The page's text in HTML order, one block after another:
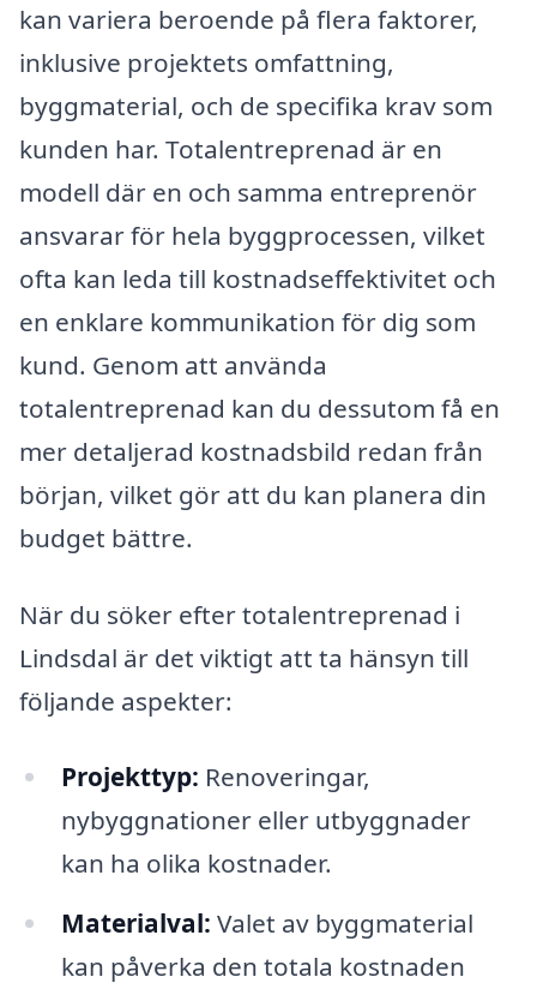
kan variera beroende på flera faktorer,
inklusive projektets omfattning,
byggmaterial, och de specifika krav som
kunden har. Totalentreprenad är en
modell där en och samma entreprenör
ansvarar för hela byggprocessen, vilket
ofta kan leda till kostnadseffektivitet och
en enklare kommunikation för dig som
kund. Genom att använda
totalentreprenad kan du dessutom få en
mer detaljerad kostnadsbild redan från
början, vilket gör att du kan planera din
budget bättre.
När du söker efter totalentreprenad i
Lindsdal är det viktigt att ta hänsyn till
följande aspekter:
Projekttyp: Renoveringar,
nybyggnationer eller utbyggnader
kan ha olika kostnader.
Materialval: Valet av byggmaterial
kan påverka den totala kostnaden